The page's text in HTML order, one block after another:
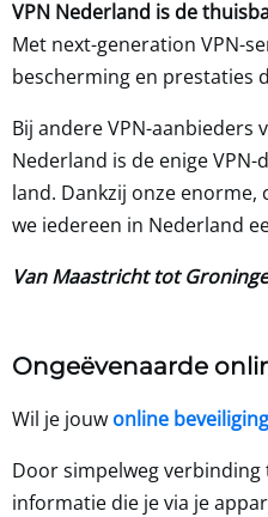
VPN Nederland is de
Met next-generation VPN-
bescherming en prestaties
Bij andere VPN-aanbieders
Nederland is de enige
land. Dankzij onze
we iedereen in Nederland
Van Maastricht tot
Ongeëvenaarde
Wil je jouw online beveiliging
Door simpelweg
informatie die je via je